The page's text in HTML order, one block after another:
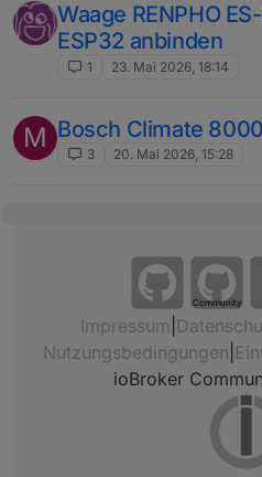
Waage RENPHO
ESP32 anbinden
1 23. Mai 2026, 18:14
M Bosch Climate
3 20. Mai 2026, 15:28
Community
Impressum
Nutzungsbedingungen
ioBroker